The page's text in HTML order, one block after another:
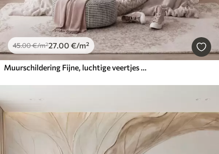
45.00€/m²27.00 €/m²
Muurschildering Fijne, luchtige veertjes in een perzikroze waas met een glans